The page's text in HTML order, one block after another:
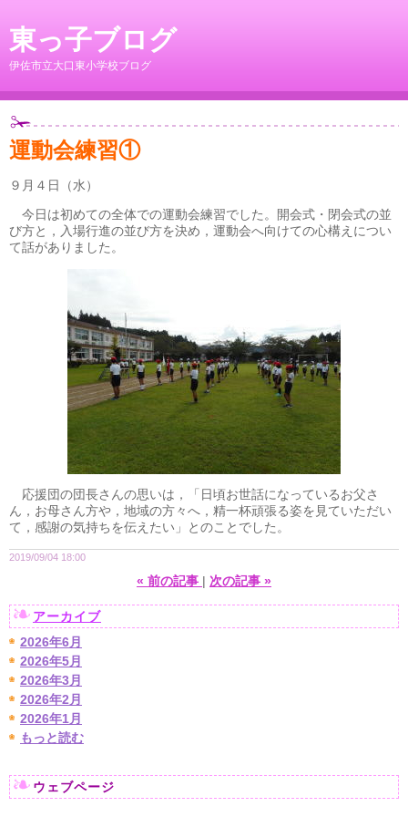
東っ子ブログ
伊佐市立大口東小学校ブログ
運動会練習①
９月４日（水）
今日は初めての全体での運動会練習でした。開会式・閉会式の並
び方と，入場行進の並び方を決め，運動会へ向けての心構えについ
て話がありました。
応援団の団長さんの思いは，「日頃お世話になっているお父さ
ん，お母さん方や，地域の方々へ，精一杯頑張る姿を見ていただい
て，感謝の気持ちを伝えたい」とのことでした。
2019/09/04 18:00
« 前の記事 次の記事 »
アーカイブ
2026年6月
2026年5月
2026年3月
2026年2月
2026年1月
もっと読む
ウェブページ